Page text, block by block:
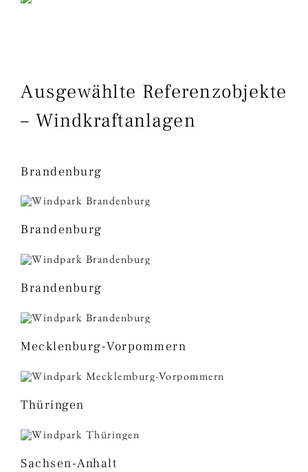
Ausgewählte Referenzobjekte
– Windkraftanlagen
Brandenburg
Brandenburg
Brandenburg
Mecklenburg-Vorpommern
Thüringen
Sachsen-Anhalt